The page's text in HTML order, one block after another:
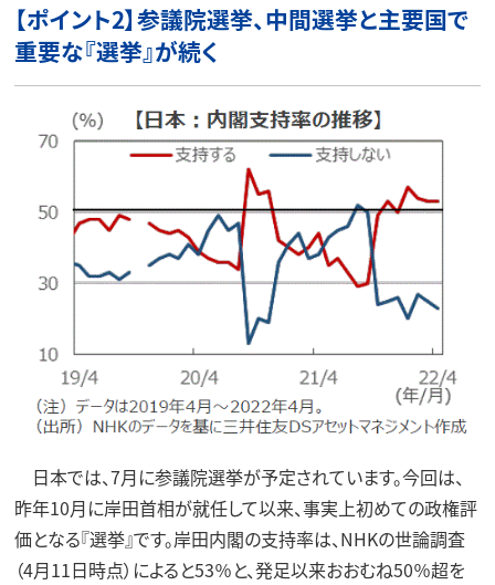
【ポイント2】参議院選挙、中間選挙と主要国で
重要な『選挙』が続く
日本では、7月に参議院選挙が予定されています。今回は、
昨年10月に岸田首相が就任して以来、事実上初めての政権評
価となる『選挙』です。岸田内閣の支持率は、NHKの世論調査
（4月11日時点）によると53％と、発足以来おおむね50％超を